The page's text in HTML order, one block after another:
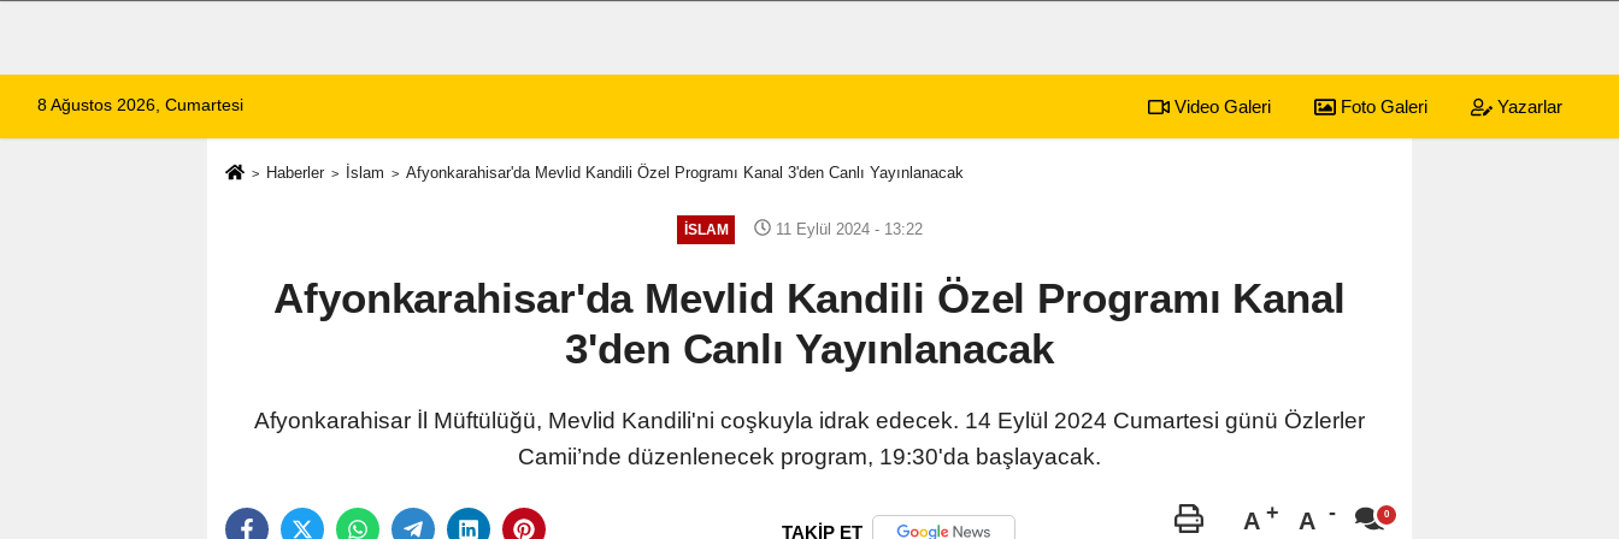
8 Ağustos 2026, Cumartesi Video Galeri Foto Galeri Yazarlar
Haberler İslam Afyonkarahisar'da Mevlid Kandili Özel Programı Kanal 3'den Canlı Yayınlanacak
İSLAM 11 Eylül 2024 - 13:22
Afyonkarahisar'da Mevlid Kandili Özel Programı Kanal
3'den Canlı Yayınlanacak
Afyonkarahisar İl Müftülüğü, Mevlid Kandili'ni coşkuyla idrak edecek. 14 Eylül 2024 Cumartesi günü Özlerler
Camii’nde düzenlenecek program, 19:30'da başlayacak.
TAKİP ET A A